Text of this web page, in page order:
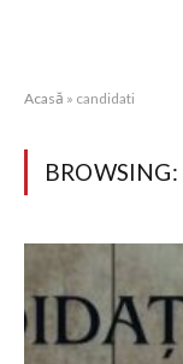
Acasă » candidati
BROWSING: